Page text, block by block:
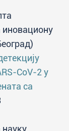
CoV-2 у
са